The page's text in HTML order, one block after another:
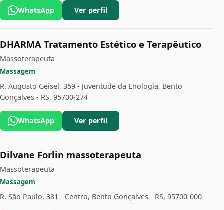
WhatsApp Ver perfil
DHARMA Tratamento Estético e Terapêutico
Massoterapeuta
Massagem
R. Augusto Geisel, 359 - Juventude da Enologia, Bento
Gonçalves - RS, 95700-274
WhatsApp Ver perfil
Dilvane Forlin massoterapeuta
Massoterapeuta
Massagem
R. São Paulo, 381 - Centro, Bento Gonçalves - RS, 95700-000